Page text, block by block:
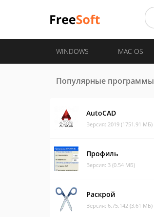
WINDOWS MAC OS
Популярные программы
AutoCAD
Версия: 2019 (1751.91 МБ)
Профиль
Версия: 3 (0.54 МБ)
Раскрой
Версия: 6.75.142 (3.61 МБ)